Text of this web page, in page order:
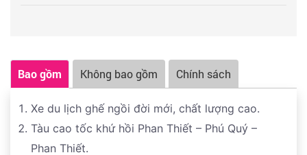
đêm. (tự túc ăn tối)
Trình tự các điểm tham quan có thể thay đổi tùy theo
tình hình thực tế nhưng vẫn đảm bảo đầy đủ các điểm
tham quan theo chương trình
Bao gồm Không bao gồm Chính sách
Xe du lịch ghế ngồi đời mới, chất lượng cao.
Tàu cao tốc khứ hồi Phan Thiết – Phú Quý –
Phan Thiết.